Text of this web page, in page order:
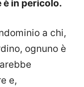
è in pericolo.
a chi,
ognuno è
e,